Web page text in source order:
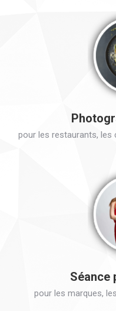
pour les restaurants, les
Séance
pour les marques,